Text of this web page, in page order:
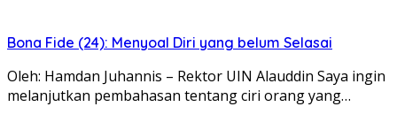
Bona Fide (24): Menyoal Diri yang belum Selasai
Oleh: Hamdan Juhannis – Rektor UIN Alauddin Saya ingin
melanjutkan pembahasan tentang ciri orang yang…